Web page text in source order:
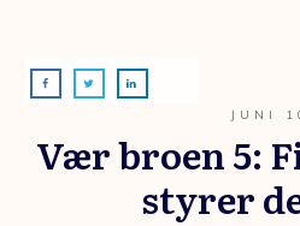
JUNI
Vær broen 5:
styrer